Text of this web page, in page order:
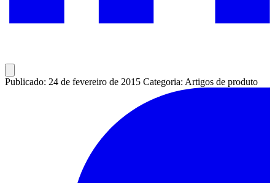
Publicado: 24 de fevereiro de 2015 Categoria: Artigos de produto